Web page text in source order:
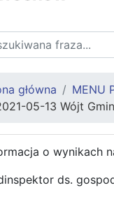
główna MENU
05-13 Wójt
o wynikach
ds.